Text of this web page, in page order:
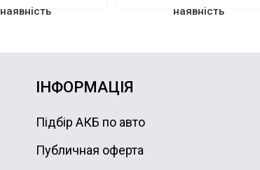
наявність
наявність
ІНФОРМАЦІЯ
Підбір АКБ по авто
Публичная оферта